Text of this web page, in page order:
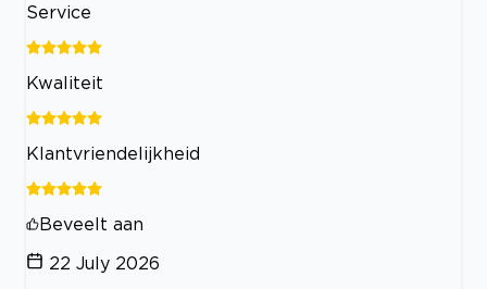
Service
Kwaliteit
Klantvriendelijkheid
Beveelt aan
22 July 2026